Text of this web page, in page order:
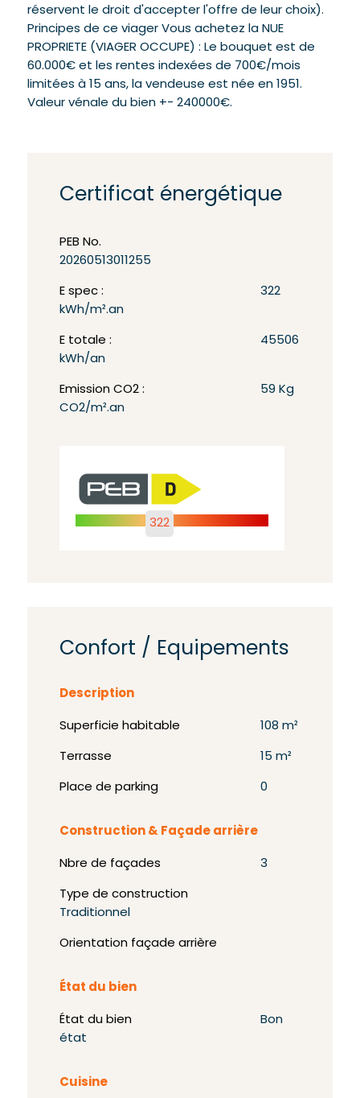
réservent le droit d'accepter l'offre de leur choix).
Principes de ce viager Vous achetez la NUE
PROPRIETE (VIAGER OCCUPE) : Le bouquet est de
60.000€ et les rentes indexées de 700€/mois
limitées à 15 ans, la vendeuse est née en 1951.
Valeur vénale du bien +- 240000€.
Certificat énergétique
PEB No.
20260513011255
E spec :
322
kWh/m².an
E totale :
45506
kWh/an
Emission CO2 :
59 Kg
CO2/m².an
322
Confort / Equipements
Description
Superficie habitable 108 m²
Terrasse 15 m²
Place de parking 0
Construction & Façade arrière
Nbre de façades 3
Type de construction
Traditionnel
Orientation façade arrière
État du bien
État du bien
Bon
état
Cuisine